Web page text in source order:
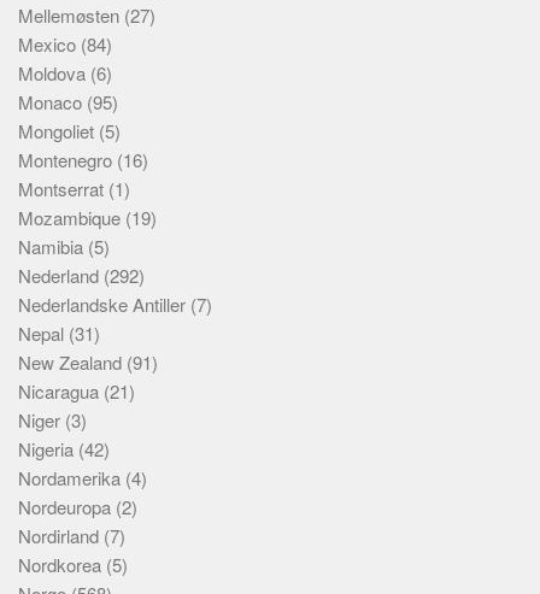
Mellemøsten (27)
Mexico (84)
Moldova (6)
Monaco (95)
Mongoliet (5)
Montenegro (16)
Montserrat (1)
Mozambique (19)
Namibia (5)
Nederland (292)
Nederlandske Antiller (7)
Nepal (31)
New Zealand (91)
Nicaragua (21)
Niger (3)
Nigeria (42)
Nordamerika (4)
Nordeuropa (2)
Nordirland (7)
Nordkorea (5)